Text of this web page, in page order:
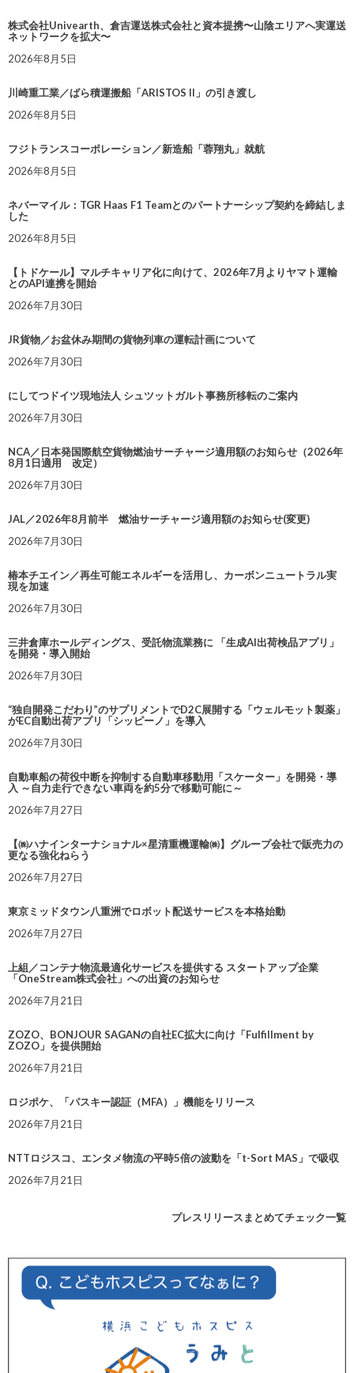
株式会社Univearth、倉吉運送株式会社と資本提携〜山陰エリアへ実運送
ネットワークを拡大〜
2026年8月5日
川崎重工業／ばら積運搬船「ARISTOS II」の引き渡し
2026年8月5日
フジトランスコーポレーション／新造船「蓉翔丸」就航
2026年8月5日
ネバーマイル：TGR Haas F1 Teamとのパートナーシップ契約を締結しま
した
2026年8月5日
【トドケール】マルチキャリア化に向けて、2026年7月よりヤマト運輸
とのAPI連携を開始
2026年7月30日
JR貨物／お盆休み期間の貨物列車の運転計画について
2026年7月30日
にしてつドイツ現地法人 シュツットガルト事務所移転のご案内
2026年7月30日
NCA／日本発国際航空貨物燃油サーチャージ適用額のお知らせ（2026年
8月1日適用 改定）
2026年7月30日
JAL／2026年8月前半 燃油サーチャージ適用額のお知らせ(変更)
2026年7月30日
椿本チエイン／再生可能エネルギーを活用し、カーボンニュートラル実
現を加速
2026年7月30日
三井倉庫ホールディングス、受託物流業務に 「生成AI出荷検品アプリ」
を開発・導入開始
2026年7月30日
“独自開発こだわり”のサプリメントでD2C展開する「ウェルモット製薬」
がEC自動出荷アプリ「シッピーノ」を導入
2026年7月30日
自動車船の荷役中断を抑制する自動車移動用「スケーター」を開発・導
入 ～自力走行できない車両を約5分で移動可能に～
2026年7月27日
【㈱ハナインターナショナル×星清重機運輸㈱】グループ会社で販売力の
更なる強化ねらう
2026年7月27日
東京ミッドタウン八重洲でロボット配送サービスを本格始動
2026年7月27日
上組／コンテナ物流最適化サービスを提供する スタートアップ企業
「OneStream株式会社」への出資のお知らせ
2026年7月21日
ZOZO、BONJOUR SAGANの自社EC拡大に向け「Fulfillment by
ZOZO」を提供開始
2026年7月21日
ロジポケ、「パスキー認証（MFA）」機能をリリース
2026年7月21日
NTTロジスコ、エンタメ物流の平時5倍の波動を「t-Sort MAS」で吸収
2026年7月21日
プレスリリースまとめてチェック一覧